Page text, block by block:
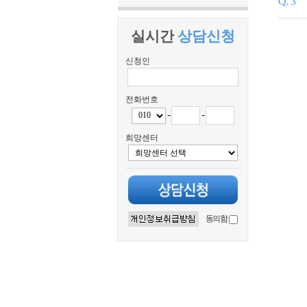
실시간상담신청
신청인
전화번호
- -
희망센터
동의함